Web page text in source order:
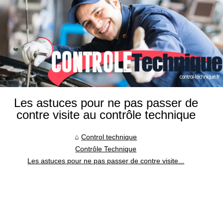
Les astuces pour ne pas passer de
contre visite au contrôle technique
Control technique
Contrôle Technique
Les astuces pour ne pas passer de contre visite...